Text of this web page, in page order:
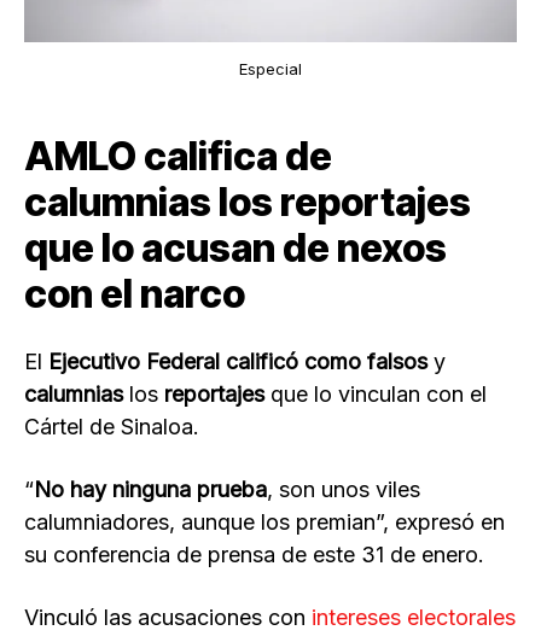
Especial
AMLO califica de
calumnias los reportajes
que lo acusan de nexos
con el narco
El Ejecutivo Federal calificó como falsosy
calumnias los reportajes que lo vinculan con el
Cártel de Sinaloa.
“No hay ninguna prueba, son unos viles
calumniadores, aunque los premian”, expresó en
su conferencia de prensa de este 31 de enero.
Vinculó las acusaciones con intereses electorales